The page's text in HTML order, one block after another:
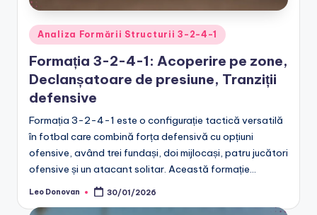
Posted
in
Analiza Formării Structurii 3-2-4-1
Formația 3-2-4-1: Acoperire pe zone,
Declanșatoare de presiune, Tranziții
defensive
Formația 3-2-4-1 este o configurație tactică versatilă
în fotbal care combină forța defensivă cu opțiuni
ofensive, având trei fundași, doi mijlocași, patru jucători
ofensive și un atacant solitar. Această formație…
Posted
Leo Donovan 30/01/2026